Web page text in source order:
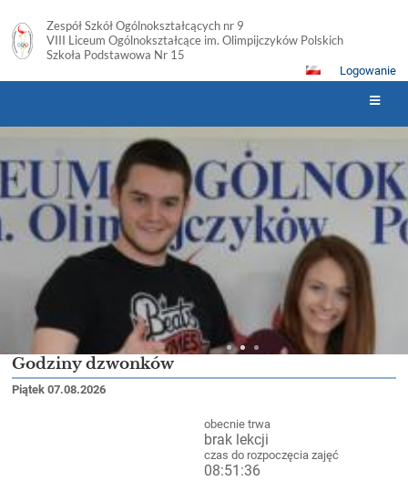
Zespół Szkół Ogólnokształcących nr 9
VIII Liceum Ogólnokształcące im. Olimpijczyków Polskich
Szkoła Podstawowa Nr 15
Logowanie
główna
VIII LO - dobry wybór na lepszą
Godziny dzwonków
Piątek 07.08.2026
obecnie trwa
brak lekcji
czas do rozpoczęcia zajęć
08:51:33